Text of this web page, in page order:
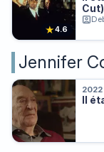
★4.6
Cut)
Jennifer
2022
Il